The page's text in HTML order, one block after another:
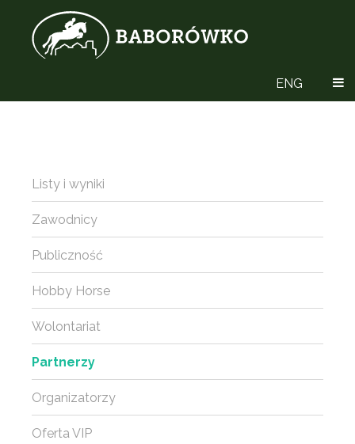
ENG
Listy i wyniki
Zawodnicy
Publiczność
Hobby Horse
Wolontariat
Partnerzy
Organizatorzy
Oferta VIP